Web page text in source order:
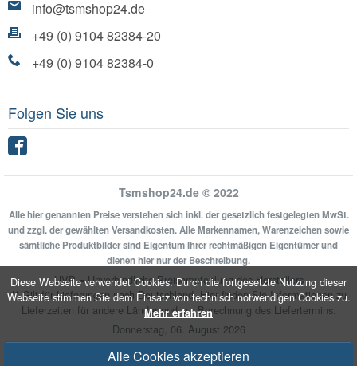
Diese Webseite verwendet Cookies. Durch die fortgesetzte Nutzung dieser
Webseite stimmen Sie dem Einsatz von technisch notwendigen Cookies zu.
Mehr erfahren
Alle Cookies akzeptieren
info@tsmshop24.de
+49 (0) 9104 82384-20
+49 (0) 9104 82384-0
Folgen Sie uns
Tsmshop24.de © 2022
Alle hier genannten Preise verstehen sich inkl. der gesetzlich festgelegten MwSt.
und zzgl. der gewählten Versandkosten. Alle Markennamen, Warenzeichen sowie
sämtliche Produktbilder sind Eigentum Ihrer rechtmäßigen Eigentümer und
dienen hier nur der Beschreibung.
UVP = Unverbindliche Preisempfehlung des Herstellers
** Gilt für Lieferungen nach Deutschland.Hierfinden Sie Informationen zu
Lieferzeiten für andere Länder und zur Berechnung des Liefertermins.
Donnerstag, 06. August 2026